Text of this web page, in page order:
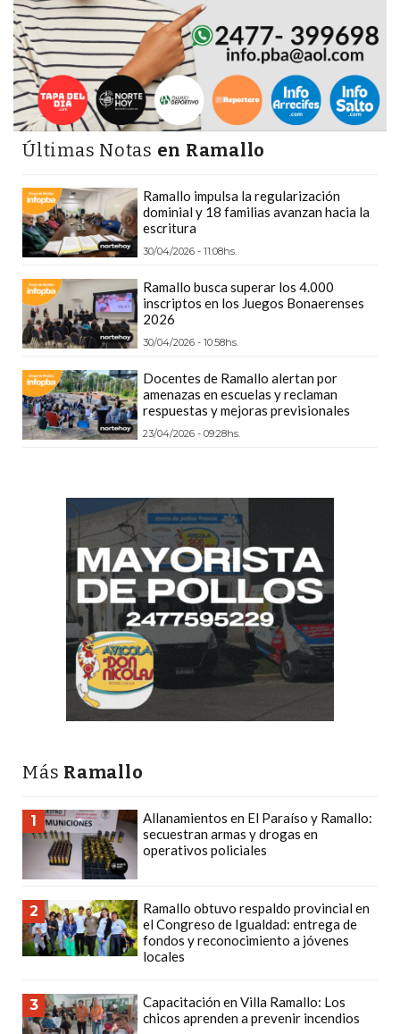
Y
DELIVERIES
CREAR
UNA
TIENDA
ONLINE:
¿CUÁL
LA
MEJOR
PLATAFORMA?
LA
TIENDA
ONLINE
QUE
LAS
IA
VENDER
WHATSAPP
COMISIÓN
CREAR
ONLINE
POR
POR
QUÉ
CADA
VEZ
MÁS
GASTRONÓMICOS
ELIGEN
PARA
RECIBIR
Últimas Notas en Ramallo
Ramallo impulsa la regularización
dominial y 18 familias avanzan hacia la
escritura
30/04/2026 - 11:08hs.
Ramallo busca superar los 4.000
inscriptos en los Juegos Bonaerenses
2026
30/04/2026 - 10:58hs.
Docentes de Ramallo alertan por
amenazas en escuelas y reclaman
respuestas y mejoras previsionales
23/04/2026 - 09:28hs.
Más Ramallo
1
Allanamientos en El Paraíso y Ramallo:
secuestran armas y drogas en
operativos policiales
2
Ramallo obtuvo respaldo provincial en
el Congreso de Igualdad: entrega de
fondos y reconocimiento a jóvenes
locales
3
Capacitación en Villa Ramallo: Los
chicos aprenden a prevenir incendios